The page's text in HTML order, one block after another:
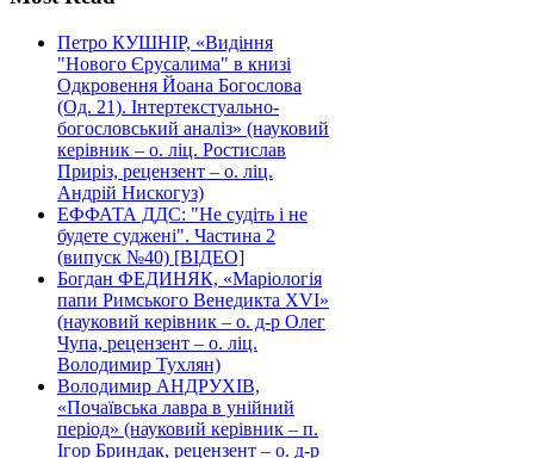
Петро КУШНІР, «Видіння
"Нового Єрусалима" в книзі
Одкровення Йоана Богослова
(Од. 21). Інтертекстуально-
богословський аналіз» (науковий
керівник – о. ліц. Ростислав
Приріз, рецензент – о. ліц.
Андрій Нискогуз)
ЕФФАТА ДДС: "Не судіть і не
будете суджені". Частина 2
(випуск №40) [ВІДЕО]
Богдан ФЕДИНЯК, «Маріологія
папи Римського Венедикта XVI»
(науковий керівник – о. д-р Олег
Чупа, рецензент – о. ліц.
Володимир Тухлян)
Володимир АНДРУХІВ,
«Почаївська лавра в унійний
період» (науковий керівник – п.
Ігор Бриндак, рецензент – о. д-р